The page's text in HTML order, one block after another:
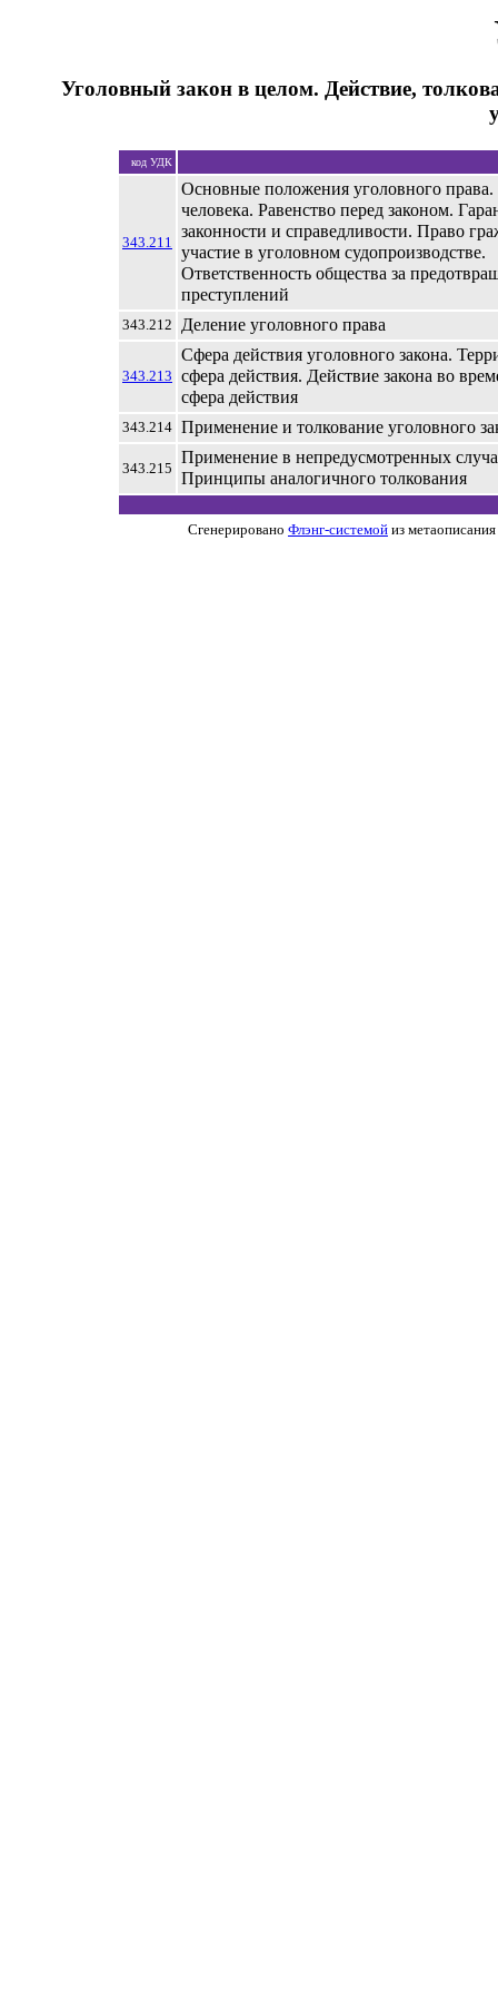
Уголовный закон в целом. Действие,
код УДК
343.211
Основные положения уголовного
человека. Равенство перед законом.
законности и справедливости. Право
участие в уголовном судопроизводстве.
Ответственность общества за
преступлений
343.212 Деление уголовного права
343.213
Сфера действия уголовного закона.
сфера действия. Действие закона во
сфера действия
343.214 Применение и толкование уголовного
343.215
Применение в непредусмотренных
Принципы аналогичного толкования
Сгенерировано Флэнг-системой из